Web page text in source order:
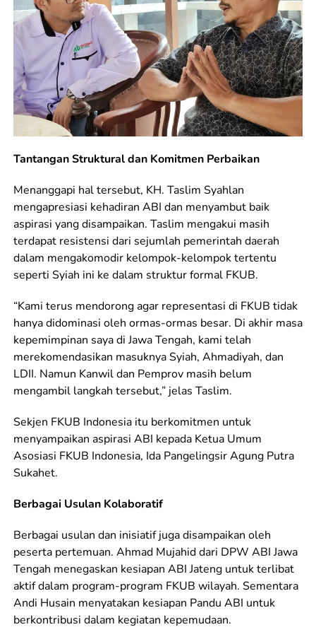
Tantangan Struktural dan Komitmen Perbaikan
Menanggapi hal tersebut, KH. Taslim Syahlan
mengapresiasi kehadiran ABI dan menyambut baik
aspirasi yang disampaikan. Taslim mengakui masih
terdapat resistensi dari sejumlah pemerintah daerah
dalam mengakomodir kelompok-kelompok tertentu
seperti Syiah ini ke dalam struktur formal FKUB.
“Kami terus mendorong agar representasi di FKUB tidak
hanya didominasi oleh ormas-ormas besar. Di akhir masa
kepemimpinan saya di Jawa Tengah, kami telah
merekomendasikan masuknya Syiah, Ahmadiyah, dan
LDII. Namun Kanwil dan Pemprov masih belum
mengambil langkah tersebut,” jelas Taslim.
Sekjen FKUB Indonesia itu berkomitmen untuk
menyampaikan aspirasi ABI kepada Ketua Umum
Asosiasi FKUB Indonesia, Ida Pangelingsir Agung Putra
Sukahet.
Berbagai Usulan Kolaboratif
Berbagai usulan dan inisiatif juga disampaikan oleh
peserta pertemuan. Ahmad Mujahid dari DPW ABI Jawa
Tengah menegaskan kesiapan ABI Jateng untuk terlibat
aktif dalam program-program FKUB wilayah. Sementara
Andi Husain menyatakan kesiapan Pandu ABI untuk
berkontribusi dalam kegiatan kepemudaan.